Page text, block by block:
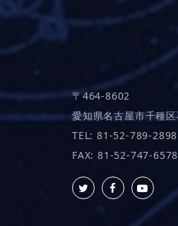
〒464-8602
愛知県名古屋市千種
TEL: 81-52-789-2898
FAX: 81-52-747-6578